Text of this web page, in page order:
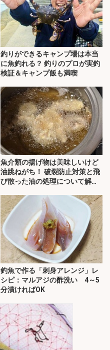
釣りができるキャンプ場は本当
に魚釣れる？ 釣りのプロが実釣
検証＆キャンプ飯も満喫
魚介類の揚げ物は美味しいけど
油跳ねがち！ 破裂防止対策と飛
び散った油の処理について解
釣魚で作る「刺身アレンジ」レ
シピ：マルアジの酢洗い 4～5
分漬ければOK